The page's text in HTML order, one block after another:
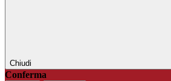
Chiudi
Conferma